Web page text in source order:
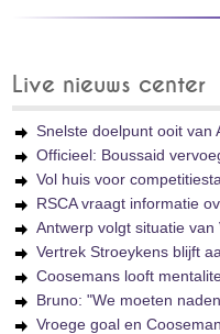
Live nieuws center
Snelste doelpunt ooit van
Officieel: Boussaid
Vol huis voor
RSCA vraagt informatie
Antwerp volgt situatie
Vertrek Stroeykens blijft
Coosemans looft
Bruno: "We moeten
Vroege goal en